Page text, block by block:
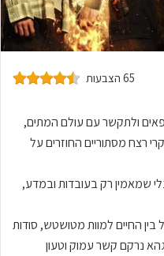
65 הצבעות
ולתקשר עם עולם המתים,
רצח מסתוריים החוזרים על
שמאמין רק בעובדות ובמדע,
החיים למוות מטושטש, סודות
נרקם קשר עמוק וטעון